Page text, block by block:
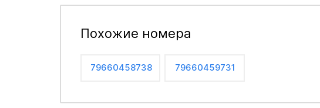
Похожие номера
79660458738 79660459731